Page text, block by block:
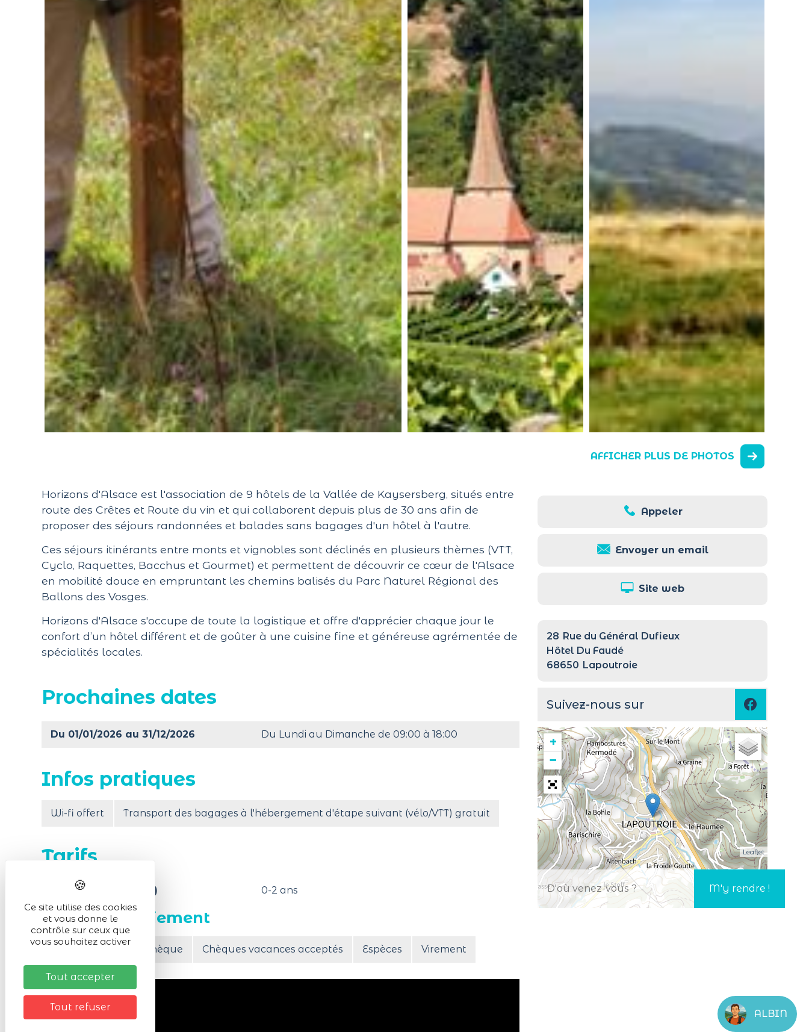
AFFICHER PLUS DE PHOTOS
Appeler
Envoyer un email
Site web
28 Rue du Général Dufieux
Hôtel Du Faudé
68650 Lapoutroie
Suivez-nous sur
+
−
Leaflet
Horizons d'Alsace est l'association de 9 hôtels de la Vallée de Kaysersberg, situés entre
route des Crêtes et Route du vin et qui collaborent depuis plus de 30 ans afin de
proposer des séjours randonnées et balades sans bagages d'un hôtel à l'autre.
Ces séjours itinérants entre monts et vignobles sont déclinés en plusieurs thèmes (VTT,
Cyclo, Raquettes, Bacchus et Gourmet) et permettent de découvrir ce cœur de l'Alsace
en mobilité douce en empruntant les chemins balisés du Parc Naturel Régional des
Ballons des Vosges.
Horizons d'Alsace s'occupe de toute la logistique et offre d'apprécier chaque jour le
confort d’un hôtel différent et de goûter à une cuisine fine et généreuse agrémentée de
spécialités locales.
Prochaines dates
Du 01/01/2026 au 31/12/2026 Du Lundi au Dimanche de 09:00 à 18:00
Infos pratiques
Wi-fi offert Transport des bagages à l'hébergement d'étape suivant (vélo/VTT) gratuit
Tarifs
Gratuité (age limite) 0-2 ans
Moyen de paiement
Chèque Chèques vacances acceptés Espèces Virement
ALBIN
Ce site utilise des cookies
et vous donne le
contrôle sur ceux que
vous souhaitez activer
Tout accepter
Tout refuser